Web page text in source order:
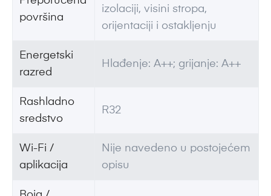
površina
izolaciji, visini stropa,
orijentaciji i ostakljenju
Energetski
razred
Hlađenje: A++; grijanje: A++
Rashladno
sredstvo
R32
Wi-Fi /
aplikacija
Nije navedeno u postojećem
opisu